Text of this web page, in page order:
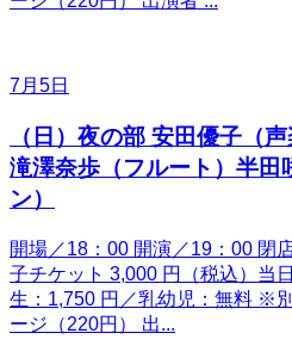
7月5日
（日）夜の部 安田優子（
滝澤奈歩（フルート）半田
ン）
開場／18：00 開演／19：00 閉
子チケット 3,000 円（税込）当
生：1,750 円／乳幼児：無料 ※
ージ（220円） 出...